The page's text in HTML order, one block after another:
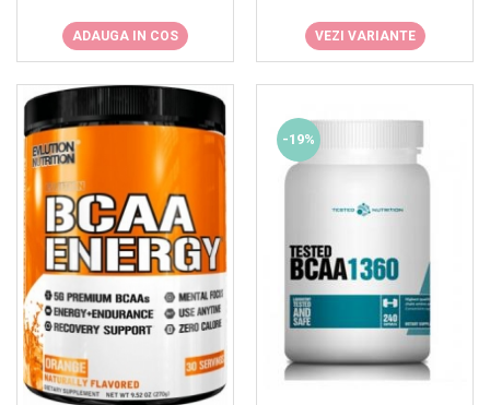
ADAUGA IN COS VEZI VARIANTE
-19%